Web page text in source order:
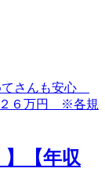
】【年収